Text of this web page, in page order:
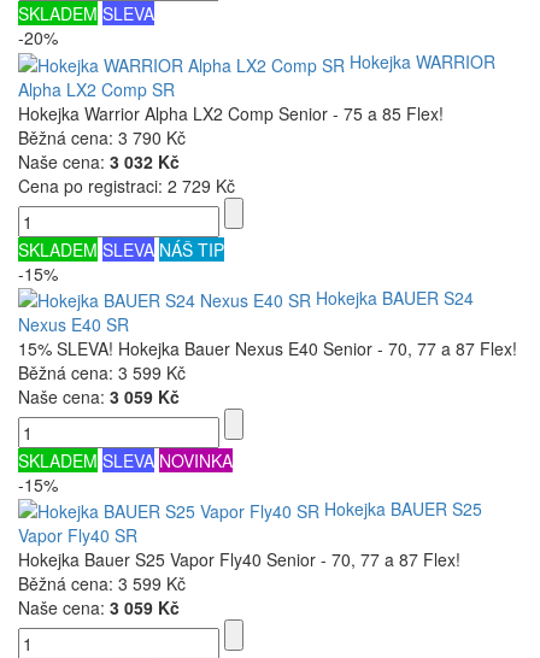
SKLADEM SLEVA
-20%
Hokejka WARRIOR
Alpha LX2 Comp SR
Hokejka Warrior Alpha LX2 Comp Senior - 75 a 85 Flex!
Běžná cena: 3 790 Kč
Naše cena: 3 032 Kč
Cena po registraci: 2 729 Kč
SKLADEM SLEVA NÁŠ TIP
-15%
Hokejka BAUER S24
Nexus E40 SR
15% SLEVA! Hokejka Bauer Nexus E40 Senior - 70, 77 a 87 Flex!
Běžná cena: 3 599 Kč
Naše cena: 3 059 Kč
SKLADEM SLEVA NOVINKA
-15%
Hokejka BAUER S25
Vapor Fly40 SR
Hokejka Bauer S25 Vapor Fly40 Senior - 70, 77 a 87 Flex!
Běžná cena: 3 599 Kč
Naše cena: 3 059 Kč